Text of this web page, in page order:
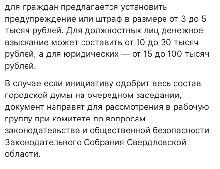
для граждан предлагается установить
предупреждение или штраф в размере от 3 до 5
тысяч рублей. Для должностных лиц денежное
взыскание может составить от 10 до 30 тысяч
рублей, а для юридических — от 15 до 100 тысяч
рублей.
В случае если инициативу одобрит весь состав
городской думы на очередном заседании,
документ направят для рассмотрения в рабочую
группу при комитете по вопросам
законодательства и общественной безопасности
Законодательного Собрания Свердловской
области.